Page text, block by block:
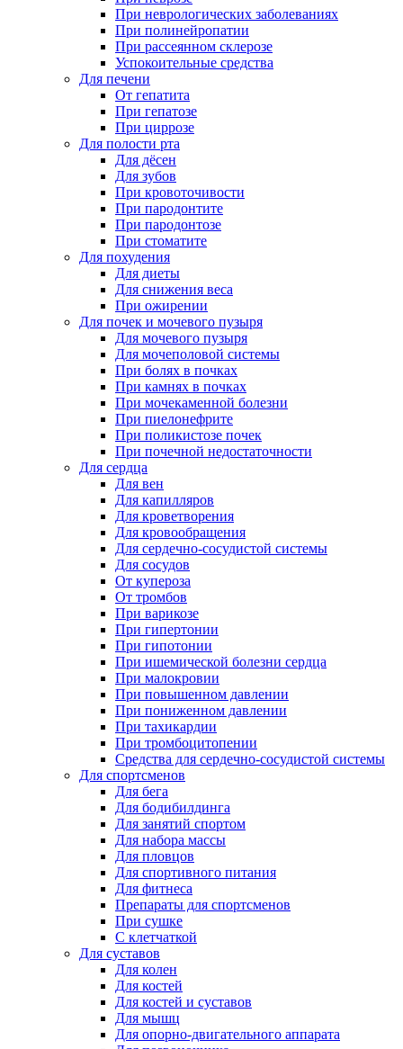
При неврологических заболеваниях
При полинейропатии
При рассеянном склерозе
Успокоительные средства
Для печени
От гепатита
При гепатозе
При циррозе
Для полости рта
Для дёсен
Для зубов
При кровоточивости
При пародонтите
При пародонтозе
При стоматите
Для похудения
Для диеты
Для снижения веса
При ожирении
Для почек и мочевого пузыря
Для мочевого пузыря
Для мочеполовой системы
При болях в почках
При камнях в почках
При мочекаменной болезни
При пиелонефрите
При поликистозе почек
При почечной недостаточности
Для сердца
Для вен
Для капилляров
Для кроветворения
Для кровообращения
Для сердечно-сосудистой системы
Для сосудов
От купероза
От тромбов
При варикозе
При гипертонии
При гипотонии
При ишемической болезни сердца
При малокровии
При повышенном давлении
При пониженном давлении
При тахикардии
При тромбоцитопении
Средства для сердечно-сосудистой системы
Для спортсменов
Для бега
Для бодибилдинга
Для занятий спортом
Для набора массы
Для пловцов
Для спортивного питания
Для фитнеса
Препараты для спортсменов
При сушке
С клетчаткой
Для суставов
Для колен
Для костей
Для костей и суставов
Для мышц
Для опорно-двигательного аппарата